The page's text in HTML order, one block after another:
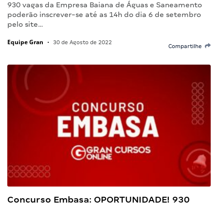
930 vagas da Empresa Baiana de Águas e Saneamento
poderão inscrever-se até as 14h do dia 6 de setembro
pelo site…
Equipe Gran • 30 de Agosto de 2022
Compartilhe
Concurso Embasa: OPORTUNIDADE! 930